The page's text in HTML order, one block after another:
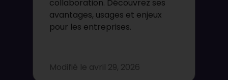
collaboration. Découvrez ses
avantages, usages et enjeux
pour les entreprises.
Modifié le avril 29, 2026